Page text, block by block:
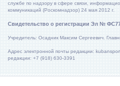
службе по надзору в сфере связи,
коммуникаций (Роскомнадзор) 24 мая 2012 г.
Свидетельство о регистрации Эл №
Учредитель: Осадник Максим Сергеевич.
Адрес электронной почты редакции:
редакции: +7 (918) 630-3391